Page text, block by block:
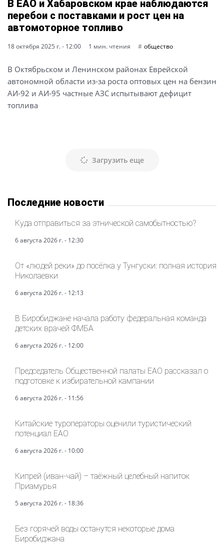
В ЕАО и Хабаровском крае наблюдаются
перебои с поставками и рост цен на
автомоторное топливо
18 октября 2025 г. - 12:00 1 мин. чтения общество
В Октябрьском и Ленинском районах Еврейской
автономной области из-за роста оптовых цен на бензин
АИ-92 и АИ-95 частные АЗС испытывают дефицит
топлива
Загрузить еще
Последние новости
Куда отправиться за этнической самобытностью?
6 августа 2026 г. - 12:30
От «людей реки» до посёлка у Тунгуски: полная история
Николаевки
6 августа 2026 г. - 12:13
В Биробиджане начала работу федеральная команда
детских врачей ФМБА
6 августа 2026 г. - 12:00
Председатель Общественной палаты ЕАО рассказал о
подготовке к избирательной кампании
6 августа 2026 г. - 11:56
Китайские туроператоры оценили туристический
потенциал ЕАО
6 августа 2026 г. - 10:00
Кипрей (иван-чай) – таёжный целебный напиток
Приамурья
5 августа 2026 г. - 18:36
Без горячей воды останутся некоторые дома
Биробиджана